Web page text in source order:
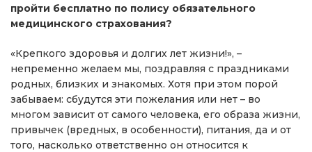
пройти бесплатно по полису обязательного
медицинского страхования?
«Крепкого здоровья и долгих лет жизни!», –
непременно желаем мы, поздравляя с праздниками
родных, близких и знакомых. Хотя при этом порой
забываем: сбудутся эти пожелания или нет – во
многом зависит от самого человека, его образа жизни,
привычек (вредных, в особенности), питания, да и от
того, насколько ответственно он относится к